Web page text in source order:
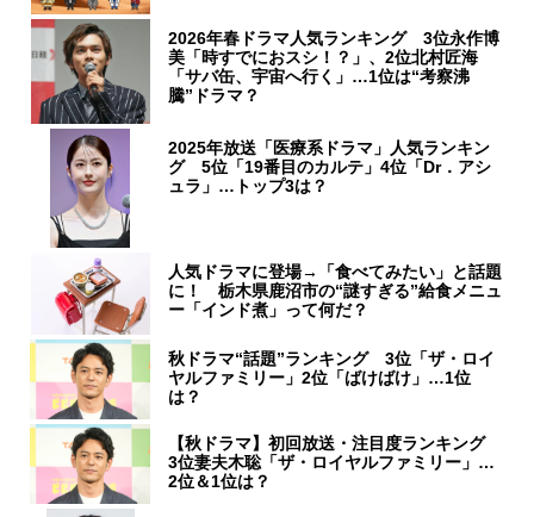
2026年春ドラマ人気ランキング 3位永作博
美「時すでにおスシ！？」、2位北村匠海
「サバ缶、宇宙へ行く」…1位は“考察沸
騰”ドラマ？
2025年放送「医療系ドラマ」人気ランキン
グ 5位「19番目のカルテ」4位「Dr．アシ
ュラ」…トップ3は？
人気ドラマに登場→「食べてみたい」と話題
に！ 栃木県鹿沼市の“謎すぎる”給食メニュ
ー「インド煮」って何だ？
秋ドラマ“話題”ランキング 3位「ザ・ロイ
ヤルファミリー」2位「ばけばけ」…1位
は？
【秋ドラマ】初回放送・注目度ランキング
3位妻夫木聡「ザ・ロイヤルファミリー」…
2位＆1位は？